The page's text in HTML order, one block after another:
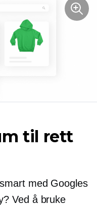
til rett
med Googles
Ved å bruke